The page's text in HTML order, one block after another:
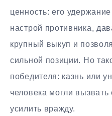
ценность: его
настрой противника,
крупный выкуп и
сильной позиции. Но
победителя: казнь или
человека могли
усилить вражду.